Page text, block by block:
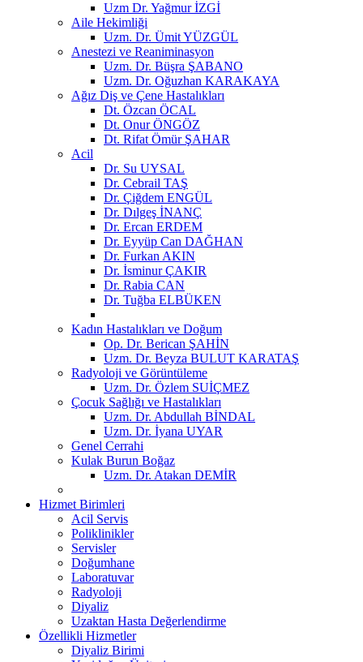
Uzm Dr. Yağmur İZGİ
Aile Hekimliği
Uzm. Dr. Ümit YÜZGÜL
Anestezi ve Reaniminasyon
Uzm. Dr. Büşra ŞABANO
Uzm. Dr. Oğuzhan KARAKAYA
Ağız Diş ve Çene Hastalıkları
Dt. Özcan ÖCAL
Dt. Onur ÖNGÖZ
Dt. Rifat Ömür ŞAHAR
Acil
Dr. Su UYSAL
Dr. Cebrail TAŞ
Dr. Çiğdem ENGÜL
Dr. Dılgeş İNANÇ
Dr. Ercan ERDEM
Dr. Eyyüp Can DAĞHAN
Dr. Furkan AKIN
Dr. İsminur ÇAKIR
Dr. Rabia CAN
Dr. Tuğba ELBÜKEN
Kadın Hastalıkları ve Doğum
Op. Dr. Berican ŞAHİN
Uzm. Dr. Beyza BULUT KARATAŞ
Radyoloji ve Görüntüleme
Uzm. Dr. Özlem SUİÇMEZ
Çocuk Sağlığı ve Hastalıkları
Uzm. Dr. Abdullah BİNDAL
Uzm. Dr. İyana UYAR
Genel Cerrahi
Kulak Burun Boğaz
Uzm. Dr. Atakan DEMİR
Hizmet Birimleri
Acil Servis
Poliklinikler
Servisler
Doğumhane
Laboratuvar
Radyoloji
Diyaliz
Uzaktan Hasta Değerlendirme
Özellikli Hizmetler
Diyaliz Birimi